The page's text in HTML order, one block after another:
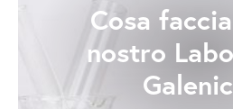
Cosa
nostro